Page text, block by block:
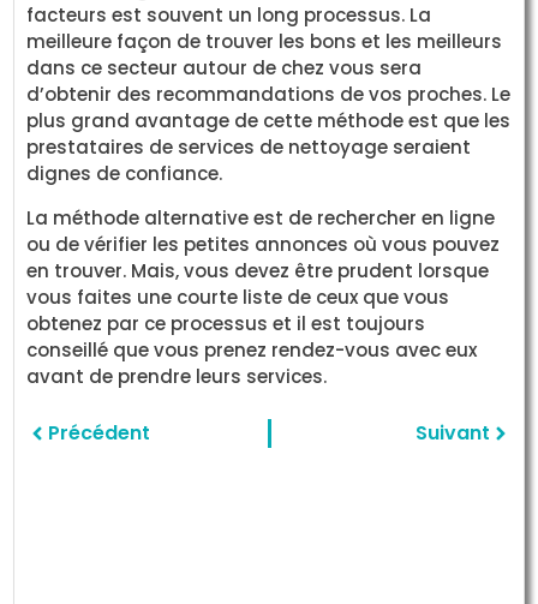
facteurs est souvent un long processus. La
meilleure façon de trouver les bons et les meilleurs
dans ce secteur autour de chez vous sera
d’obtenir des recommandations de vos proches. Le
plus grand avantage de cette méthode est que les
prestataires de services de nettoyage seraient
dignes de confiance.
La méthode alternative est de rechercher en ligne
ou de vérifier les petites annonces où vous pouvez
en trouver. Mais, vous devez être prudent lorsque
vous faites une courte liste de ceux que vous
obtenez par ce processus et il est toujours
conseillé que vous prenez rendez-vous avec eux
avant de prendre leurs services.
Précédent Suivant